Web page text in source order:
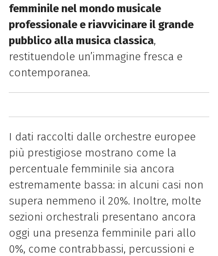
femminile nel mondo musicale
professionale e riavvicinare il grande
pubblico alla musica classica,
restituendole un’immagine fresca e
contemporanea.
I dati raccolti dalle orchestre europee
più prestigiose mostrano come la
percentuale femminile sia ancora
estremamente bassa: in alcuni casi non
supera nemmeno il 20%. Inoltre, molte
sezioni orchestrali presentano ancora
oggi una presenza femminile pari allo
0%, come contrabbassi, percussioni e